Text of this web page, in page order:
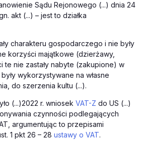
Sądu Rejonowego (...) dnia 24
akt (...) – jest to działka
charakteru gospodarczego i nie były
korzyści majątkowe (dzierżawy,
te nie zastały nabyte (zakupione) w
wykorzystywane na własne
do szerzenia kultu (...).
(...)2022 r. wniosek VAT-Z do US (...)
czynności podlegających
argumentując to przepisami
1 pkt 26 – 28 ustawy o VAT.